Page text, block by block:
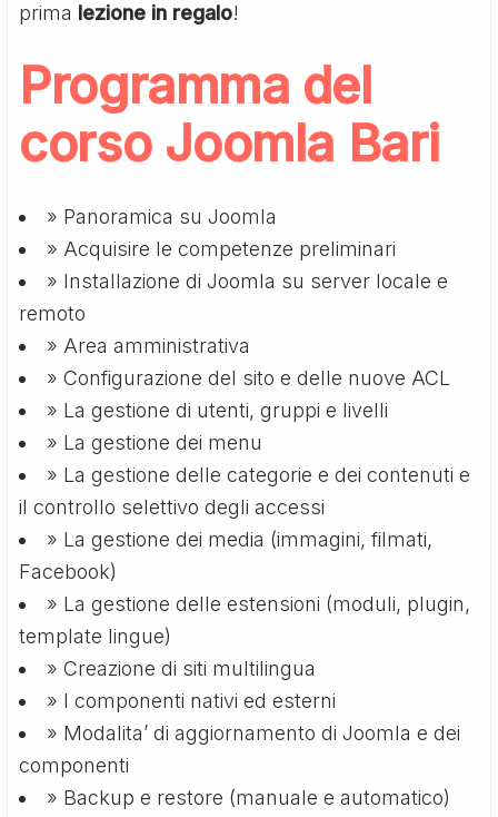
prima lezione in regalo!
Programma del
corso Joomla Bari
» Panoramica su Joomla
» Acquisire le competenze preliminari
» Installazione di Joomla su server locale e
remoto
» Area amministrativa
» Configurazione del sito e delle nuove ACL
» La gestione di utenti, gruppi e livelli
» La gestione dei menu
» La gestione delle categorie e dei contenuti e
il controllo selettivo degli accessi
» La gestione dei media (immagini, filmati,
Facebook)
» La gestione delle estensioni (moduli, plugin,
template lingue)
» Creazione di siti multilingua
» I componenti nativi ed esterni
» Modalita’ di aggiornamento di Joomla e dei
componenti
» Backup e restore (manuale e automatico)